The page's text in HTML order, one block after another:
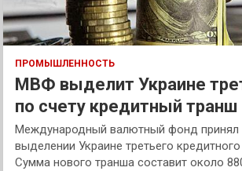
ПРОМЫШЛЕННОСТЬ
МВФ выделит Украине
по счету кредитный транш
Международный валютный фонд принял
выделении Украине третьего
Сумма нового транша составит около